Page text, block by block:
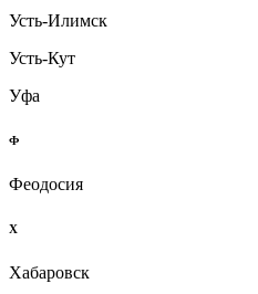
Усть-Илимск
Усть-Кут
Уфа
Ф
Феодосия
Х
Хабаровск